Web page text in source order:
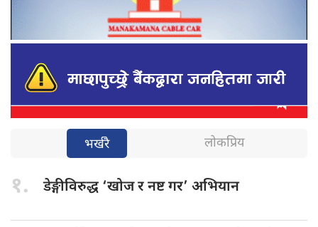
भर्खरै लोकप्रिय
१. डेङ्गीविरुद्ध ‘खोजर नष्ट गर’ अभियान